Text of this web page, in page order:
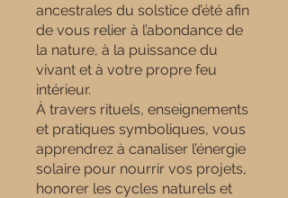
ancestrales du solstice d’été afin
de vous relier à l’abondance de
la nature, à la puissance du
vivant et à votre propre feu
intérieur.
À travers rituels, enseignements
et pratiques symboliques, vous
apprendrez à canaliser l’énergie
solaire pour nourrir vos projets,
honorer les cycles naturels et